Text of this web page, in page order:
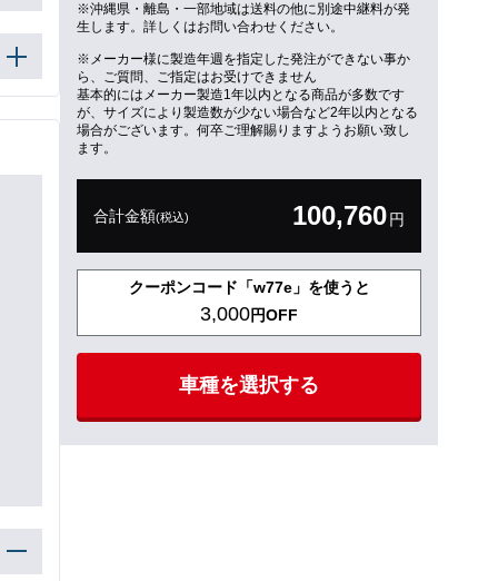
※沖縄県・離島・一部地域は送料の他に別途中継料が発
生します。詳しくはお問い合わせください。
※メーカー様に製造年週を指定した発注ができない事か
ら、ご質問、ご指定はお受けできません
基本的にはメーカー製造1年以内となる商品が多数です
が、サイズにより製造数が少ない場合など2年以内となる
場合がございます。何卒ご理解賜りますようお願い致し
ます。
合計金額(税込) 100,760円
クーポンコード「w77e」を使うと
3,000円OFF
車種を選択する